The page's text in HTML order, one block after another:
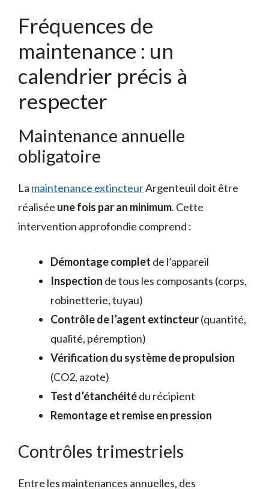
Fréquences de
maintenance : un
calendrier précis à
respecter
Maintenance annuelle
obligatoire
La maintenance extincteurArgenteuil doit être
réalisée une fois par an minimum. Cette
intervention approfondie comprend :
Démontage complet de l’appareil
Inspection de tous les composants (corps,
robinetterie, tuyau)
Contrôle de l’agent extincteur(quantité,
qualité, péremption)
Vérification du système de propulsion
(CO2, azote)
Test d’étanchéitédu récipient
Remontage et remise en pression
Contrôles trimestriels
Entre les maintenances annuelles, des